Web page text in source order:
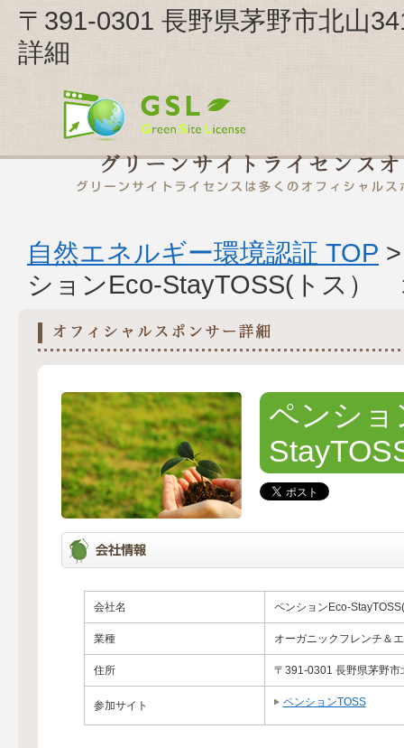
〒391-0301 長野県茅野市北山
詳細
自然エネルギー環境認証 TOP
ションEco-StayTOSS(トス）
ペンショ
会社名 ペンションEco-
業種 オーガニックフレンチ＆
住所 〒391-0301 長野県茅野市
参加サイト ペンションTOSS